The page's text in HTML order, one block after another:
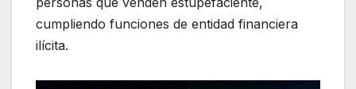
cumpliendo funciones de entidad financiera
ilícita.